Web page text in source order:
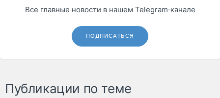
Все главные новости в нашем Telegram‑канале
ПОДПИСАТЬСЯ
Публикации по теме